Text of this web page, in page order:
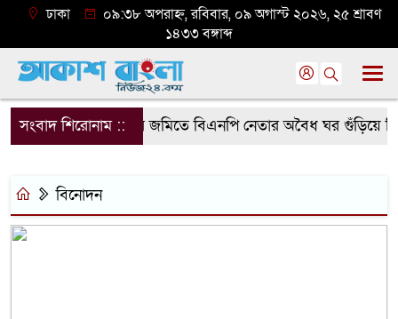
ঢাকা
০৯:৩৮ অপরাহ্ন, রবিবার, ০৯ অগাস্ট ২০২৬, ২৫ শ্রাবণ
১৪৩৩ বঙ্গাব্দ
সংবাদ শিরোনাম ::সরকারি জমিতে বিএনপি নেতার অবৈধ ঘর গুঁড়িয়ে দিল
বিনোদন